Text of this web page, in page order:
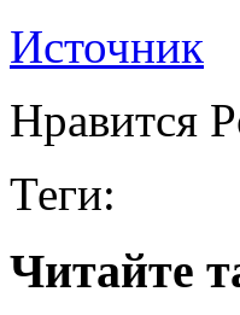
Источник
Нравится
Теги:
Читайте